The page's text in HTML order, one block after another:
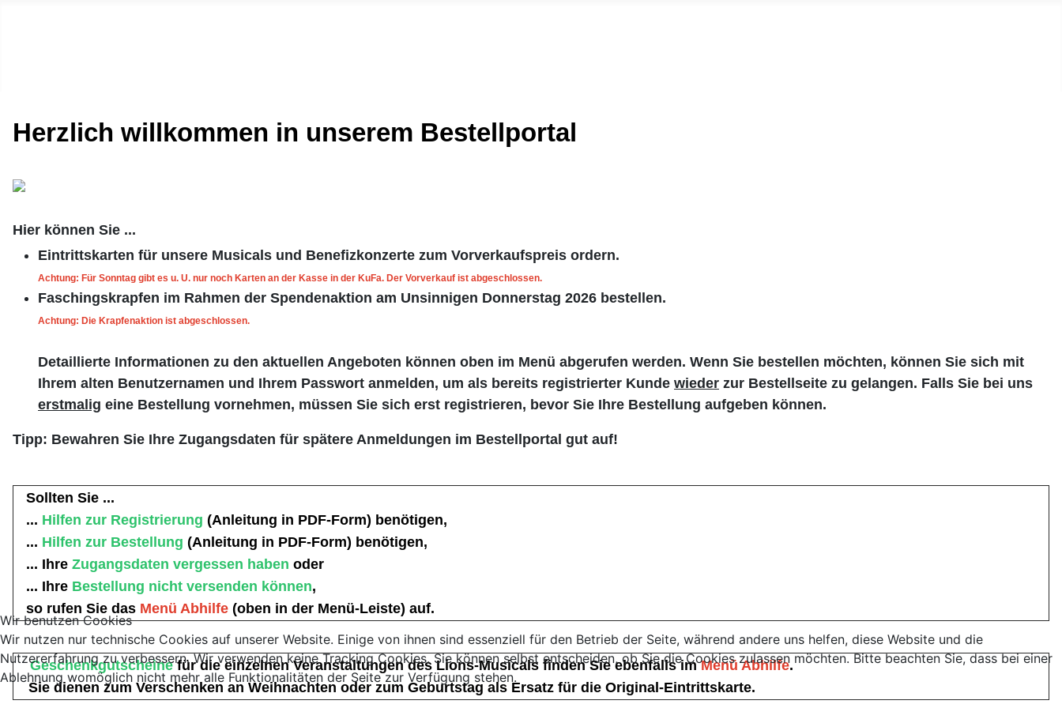
Herzlich willkommen in unserem Bestellportal
Hier können Sie ...
Eintrittskarten für unsere Musicals und Benefizkonzerte zum Vorverkaufspreis ordern.
Achtung: Für Sonntag gibt es u. U. nur noch Karten an der Kasse in der KuFa. Der Vorverkauf ist abgeschlossen.
Faschingskrapfen im Rahmen der Spendenaktion am Unsinnigen Donnerstag 2026 bestellen.
Achtung: Die Krapfenaktion ist abgeschlossen.
Detaillierte Informationen zu den aktuellen Angeboten können oben im Menü abgerufen werden. Wenn Sie bestellen möchten, können Sie sich mit
Ihrem alten Benutzernamen und Ihrem Passwort anmelden, um als bereits registrierter Kunde wieder zur Bestellseite zu gelangen. Falls Sie bei uns
erstmalig eine Bestellung vornehmen, müssen Sie sich erst registrieren, bevor Sie Ihre Bestellung aufgeben können.
Tipp: Bewahren Sie Ihre Zugangsdaten für spätere Anmeldungen im Bestellportal gut auf!
Sollten Sie ...
... Hilfen zur Registrierung (Anleitung in PDF-Form) benötigen,
... Hilfen zur Bestellung (Anleitung in PDF-Form) benötigen,
... Ihre Zugangsdaten vergessen haben oder
... Ihre Bestellung nicht versenden können,
so rufen Sie das Menü Abhilfe (oben in der Menü-Leiste) auf.
Geschenkgutscheinefür die einzelnen Veranstaltungen des Lions-Musicals finden Sie ebenfalls imMenü Abhilfe.
Sie dienen zum Verschenken an Weihnachten oder zum Geburtstag als Ersatz für die Original-Eintrittskarte.
Wir benutzen Cookies
Wir nutzen nur technische Cookies auf unserer Website. Einige von ihnen sind essenziell für den Betrieb der Seite, während andere uns helfen, diese Website und die
Nutzererfahrung zu verbessern. Wir verwenden keine Tracking Cookies. Sie können selbst entscheiden, ob Sie die Cookies zulassen möchten. Bitte beachten Sie, dass bei einer
Ablehnung womöglich nicht mehr alle Funktionalitäten der Seite zur Verfügung stehen.